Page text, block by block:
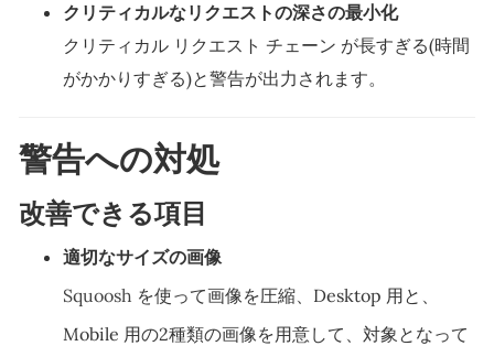
クリティカルなリクエストの深さの最小化
クリティカル リクエスト チェーン が長すぎる(時間
がかかりすぎる)と警告が出力されます。
警告への対処
改善できる項目
適切なサイズの画像
Squoosh を使って画像を圧縮、Desktop 用と、
Mobile 用の2種類の画像を用意して、対象となって